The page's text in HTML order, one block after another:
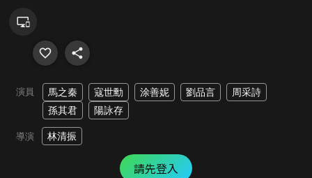
演員 馬之秦 寇世勳 涂善妮 劉品言
周采詩
孫其君
陽詠存
導演 林清振
請先登入